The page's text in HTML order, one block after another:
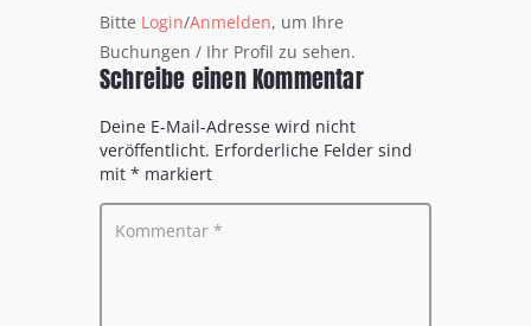
Bitte Login/Anmelden, um Ihre
Buchungen / Ihr Profil zu sehen.
Schreibe einen Kommentar
Deine E-Mail-Adresse wird nicht
veröffentlicht. Erforderliche Felder sind
mit * markiert